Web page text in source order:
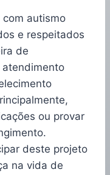
com autismo
e respeitados
de
ou provar
deste projeto
na vida de